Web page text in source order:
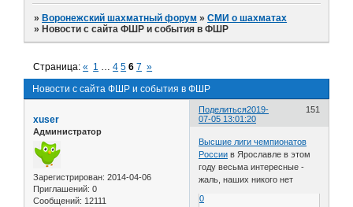
»Воронежский шахматный форум »СМИ о шахматах
»Новости с сайта ФШР и события в ФШР
Новости с сайта ФШР и события в ФШР
Страница:« 1 … 4 5 6 7 »
Поделиться 151
2019-
07-05 13:01:20
xuser
Администратор
Зарегистрирован: 2014-04-06
Приглашений: 0
Сообщений: 12111
Высшие лиги чемпионатов
России в Ярославле в этом
году весьма интересные -
жаль, наших никого нет
0